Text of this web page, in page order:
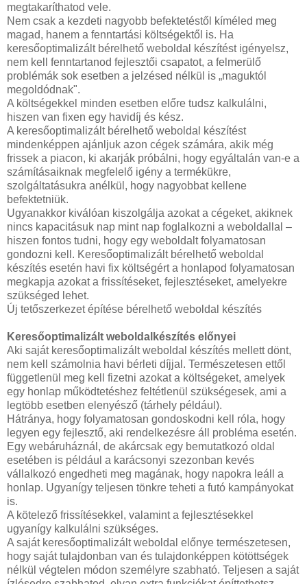
megtakaríthatod vele.
Nem csak a kezdeti nagyobb befektetéstől kíméled meg
magad, hanem a fenntartási költségektől is. Ha
keresőoptimalizált bérelhető weboldal készítést igényelsz,
nem kell fenntartanod fejlesztői csapatot, a felmerülő
problémák sok esetben a jelzésed nélkül is „maguktól
megoldódnak".
A költségekkel minden esetben előre tudsz kalkulálni,
hiszen van fixen egy havidíj és kész.
A keresőoptimalizált bérelhető weboldal készítést
mindenképpen ajánljuk azon cégek számára, akik még
frissek a piacon, ki akarják próbálni, hogy egyáltalán van-e a
számításaiknak megfelelő igény a termékükre,
szolgáltatásukra anélkül, hogy nagyobbat kellene
befektetniük.
Ugyanakkor kiválóan kiszolgálja azokat a cégeket, akiknek
nincs kapacitásuk nap mint nap foglalkozni a weboldallal –
hiszen fontos tudni, hogy egy weboldalt folyamatosan
gondozni kell. Keresőoptimalizált bérelhető weboldal
készítés esetén havi fix költségért a honlapod folyamatosan
megkapja azokat a frissítéseket, fejlesztéseket, amelyekre
szükséged lehet.
Új tetőszerkezet építése bérelhető weboldal készítés
Keresőoptimalizált weboldalkészítés előnyei
Aki saját keresőoptimalizált weboldal készítés mellett dönt,
nem kell számolnia havi bérleti díjjal. Természetesen ettől
függetlenül meg kell fizetni azokat a költségeket, amelyek
egy honlap működtetéshez feltétlenül szükségesek, ami a
legtöbb esetben elenyésző (tárhely például).
Hátránya, hogy folyamatosan gondoskodni kell róla, hogy
legyen egy fejlesztő, aki rendelkezésre áll probléma esetén.
Egy webáruháznál, de akárcsak egy bemutatkozó oldal
esetében is például a karácsonyi szezonban kevés
vállalkozó engedheti meg magának, hogy napokra leáll a
honlap. Ugyanígy teljesen tönkre teheti a futó kampányokat
is.
A kötelező frissítésekkel, valamint a fejlesztésekkel
ugyanígy kalkulálni szükséges.
A saját keresőoptimalizált weboldal előnye természetesen,
hogy saját tulajdonban van és tulajdonképpen kötöttségek
nélkül végtelen módon személyre szabható. Teljesen a saját